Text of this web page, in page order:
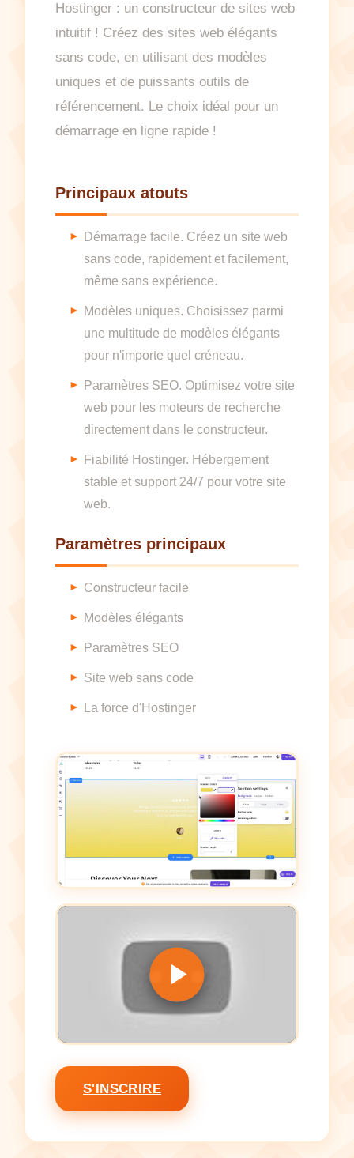
Hostinger : un constructeur de sites web
intuitif ! Créez des sites web élégants
sans code, en utilisant des modèles
uniques et de puissants outils de
référencement. Le choix idéal pour un
démarrage en ligne rapide !
Principaux atouts
Démarrage facile. Créez un site web
sans code, rapidement et facilement,
même sans expérience.
Modèles uniques. Choisissez parmi
une multitude de modèles élégants
pour n'importe quel créneau.
Paramètres SEO. Optimisez votre site
web pour les moteurs de recherche
directement dans le constructeur.
Fiabilité Hostinger. Hébergement
stable et support 24/7 pour votre site
web.
Paramètres principaux
Constructeur facile
Modèles élégants
Paramètres SEO
Site web sans code
La force d'Hostinger
S'INSCRIRE